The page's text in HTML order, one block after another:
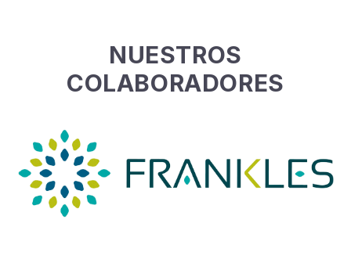
NUESTROS
COLABORADORES